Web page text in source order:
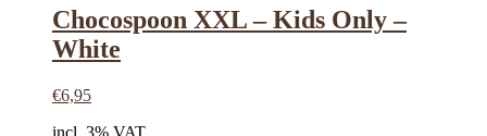
Chocospoon XXL – Kids Only –
White
€6,95
incl. 3% VAT